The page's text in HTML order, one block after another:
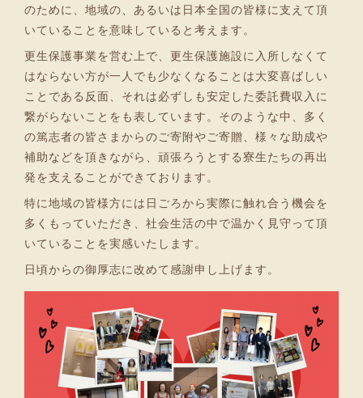
のために、地域の、あるいは日本全国の皆様に支えて頂
いていることを意味していると考えます。
更生保護事業を営む上で、更生保護施設に入所しなくて
はならない方が一人でも少なくなることは大変喜ばしい
ことである反面、それは必ずしも安定した委託費収入に
繋がらないことをも表しています。そのような中、多く
の篤志者の皆さまからのご寄附やご寄贈、様々な助成や
補助などを頂きながら、頑張ろうとする寮生たちの再出
発を支えることができております。
特に地域の皆様方には日ごろから実際に触れ合う機会を
多くもっていただき、社会生活の中で温かく見守って頂
いていることを実感いたします。
日頃からの御厚志に改めて感謝申し上げます。